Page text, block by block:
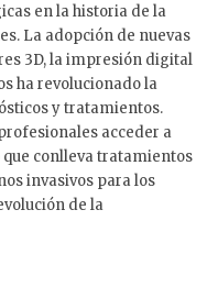
en la historia de la
La adopción de nuevas
3D, la impresión digital
ha revolucionado la
y tratamientos.
acceder a
conlleva tratamientos
invasivos para los
de la